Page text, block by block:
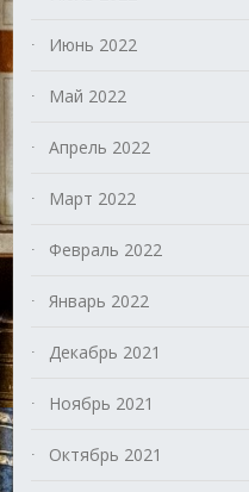
Июнь 2022
Май 2022
Апрель 2022
Март 2022
Февраль 2022
Январь 2022
Декабрь 2021
Ноябрь 2021
Октябрь 2021